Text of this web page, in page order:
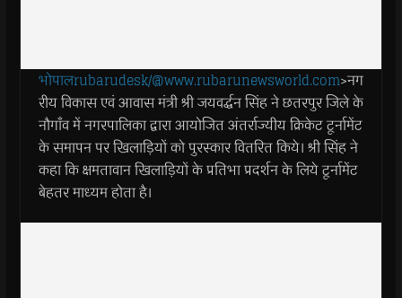
भोपालrubarudesk/@www.rubarunewsworld.com>नग
रीय विकास एवं आवास मंत्री श्री जयवर्द्धन सिंह ने छतरपुर जिले के
नौगाँव में नगरपालिका द्वारा आयोजित अंतर्राज्यीय क्रिकेट टूर्नामेंट
के समापन पर खिलाड़ियों को पुरस्कार वितरित किये। श्री सिंह ने
कहा कि क्षमतावान खिलाड़ियों के प्रतिभा प्रदर्शन के लिये टूर्नामेंट
बेहतर माध्यम होता है।